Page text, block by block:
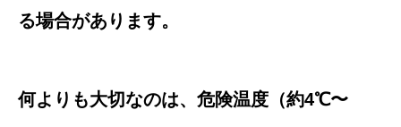
る場合があります。
何よりも大切なのは、危険温度（約4℃〜